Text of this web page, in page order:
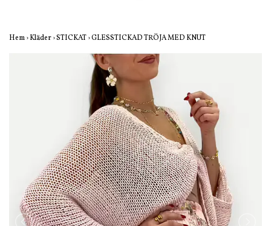
Hem›Kläder›STICKAT›GLESSTICKAD TRÖJA MED KNUT